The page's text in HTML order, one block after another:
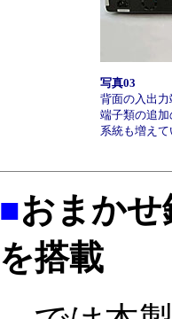
写真03
背面の入出
端子類の追
系統も増え
■おまか
を搭載